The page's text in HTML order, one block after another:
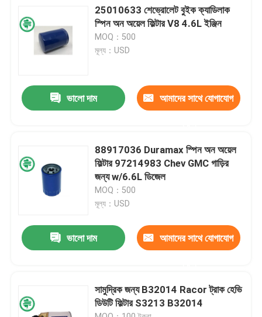
পণ্য
ভিডিও
আমাদের সম্পর্কে
মান নিয়ন্ত্রণ
যোগাযোগ করুন
খবর
স্বয়ংচালিত কেবিন এয়ার ফিল্টার
25010633 শেভ্রোলেট বুইক ক্যাডিলাক
স্পিন অন অয়েল ফিল্টার V8 4.6L ইঞ্জিন
MOQ：500
মূল্য：USD
ভালো দাম আমাদের সাথে যোগাযোগ
88917036 Duramax স্পিন অন অয়েল
ফিল্টার 97214983 Chev GMC গাড়ির
জন্য w/6.6L ডিজেল
MOQ：500
মূল্য：USD
ভালো দাম আমাদের সাথে যোগাযোগ
সামুদ্রিক জন্য B32014 Racor ট্রাক হেভি
ডিউটি ​​ফিল্টার S3213 B32014